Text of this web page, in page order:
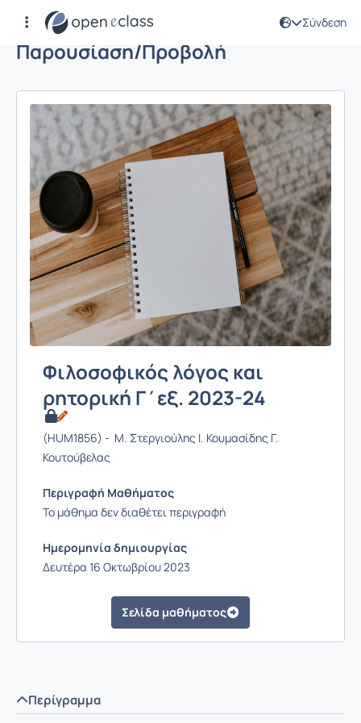
Σύνδεση
Παρουσίαση/Προβολή
Φιλοσοφικός λόγος και
ρητορική Γ΄εξ. 2023-24
(HUM1856) - Μ. Στεργιούλης Ι. Κουμασίδης Γ.
Κουτούβελας
Περιγραφή Μαθήματος
Το μάθημα δεν διαθέτει περιγραφή
Ημερομηνία δημιουργίας
Δευτέρα 16 Οκτωβρίου 2023
Σελίδα μαθήματος
Περίγραμμα